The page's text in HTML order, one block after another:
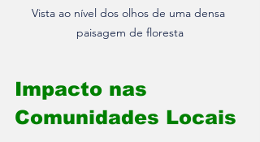
Vista ao nível dos olhos de uma densa
paisagem de floresta
Impacto nas
Comunidades Locais